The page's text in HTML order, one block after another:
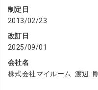
制定日
2013/02/23
改訂日
2025/09/01
会社名
株式会社マイルーム 渡辺